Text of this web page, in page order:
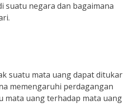
suatu negara dan bagaimana
suatu mata uang dapat ditukar
memengaruhi perdagangan
mata uang terhadap mata uang